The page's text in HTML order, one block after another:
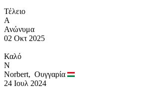
Τέλειο
Α
Ανώνυμα
02 Οκτ 2025
Καλό
N
Norbert, Ουγγαρία
24 Ιουλ 2024